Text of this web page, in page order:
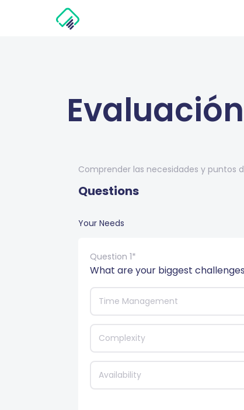
Comprender las necesidades y puntos
Questions
Your Needs
Question 1*
What are your biggest
Time Management
Complexity
Availability